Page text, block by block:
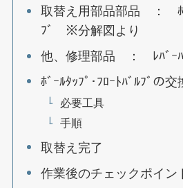
取替え用部品部品 ： ﾎﾞ
ﾌﾞ ※分解図より
他、修理部品 ： ﾚﾊﾞｰﾊ
ﾎﾞｰﾙﾀｯﾌﾟ･ﾌﾛｰﾄﾊﾞﾙﾌﾞの交
必要工具
手順
取替え完了
作業後のチェックポイン